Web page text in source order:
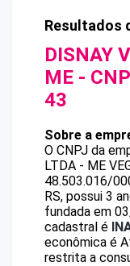
Resultados
DISNAY
ME -
43
Sobre a
O CNPJ da
LTDA - ME
48.503.016/
RS, possui 3
fundada em
cadastral é
econômica é
restrita a